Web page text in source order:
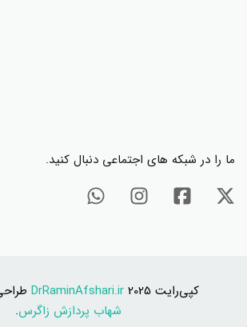
ما را در شبکه های اجتماعی دنبال کنید.
کپی‌رایت 2025 DrRaminAfshari.ir
شهاب پردازش زاگرس.